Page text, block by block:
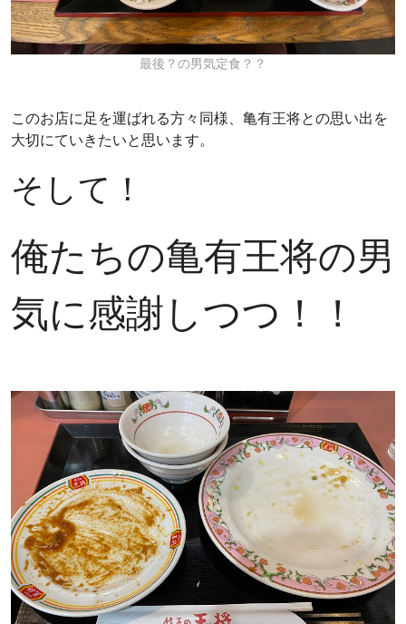
最後？の男気定食？？
このお店に足を運ばれる方々同様、亀有王将との思い出を
大切にていきたいと思います。
そして！
俺たちの亀有王将の男
気に感謝しつつ！！